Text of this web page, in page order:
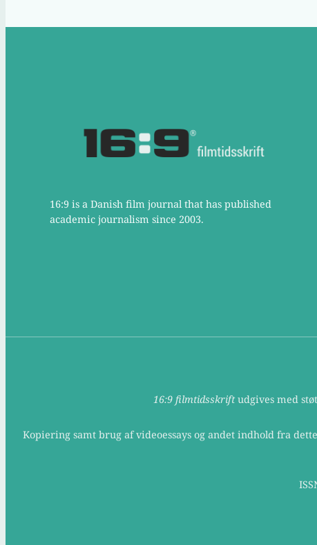
16:9 is a Danish film journal that has published
academic journalism since 2003.
16:9 filmtidsskriftudgives med
Kopiering samt brug af videoessays og andet indhold fra